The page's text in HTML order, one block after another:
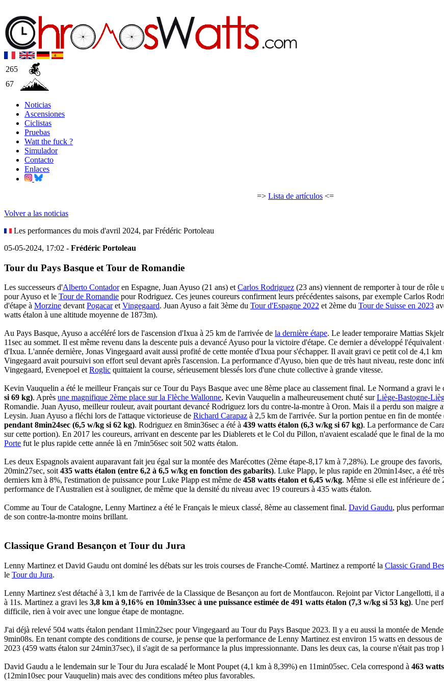
265
67
Noticias
Ascensiones
Ciclistas
Pruebas
Watt the fuck ?
Simulador
Contacto
Enlaces
=> Lista de artículos <=
Volver a las noticias
Les performances du mois d'avril 2024, par Frédéric Portoleau
05-05-2024, 17:02 - Frédéric Portoleau
Tour du Pays Basque et Tour de Romandie
Les successeurs d'Alberto Contadoren Espagne, Juan Ayuso (21 ans) etCarlos Rodriguez (23 ans) viennent de remporter à tour de rôle
pour Ayuso et le Tour de Romandie pour Rodriguez. Ces jeunes coureurs confirment leurs précédentes saisons, par exemple Carlos
d'étape à Morzine devantPogacaretVingegaard. Juan Ayuso a fait 3ème du Tour d'Espagne 2022 et 2ème du Tour de Suisse en 2023
watts étalon à une altitude moyenne de 1873m).
Au Pays Basque, Ayuso a accéléré lors de l'ascension d'Ixua à 25 km de l'arrivée de la dernière étape. Le leader temporaire Mattias
11sec au sommet. Il est même revenu dans la descente puis a devancé Ayuso pour la victoire d'étape. Ce dernier a développé l'équivalent
d'Ixua. L'année dernière, Jonas Vingegaard avait aussi profité de cette montée d'Ixua pour s'échapper. Il avait gravi ce petit col de 4,1
Vingegaard avait poursuivi son effort seul devant après l'ascension. La performance d'Ayuso, bien que de très haut niveau, reste donc
Vingegaard, Evenepoel etRoglic quittaient la course, sérieusement blessés lors d'une chute collective à grande vitesse.
Kevin Vauquelin a été le meilleur Français sur ce Tour du Pays Basque avec une 8ème place au classement final. Le Normand a gravi
si 69 kg). Après une magnifique 2ème place sur la Flèche Wallonne, Kevin Vauquelin a malheureusement chuté surLiège-Bastogne-
Romandie. Juan Ayuso, meilleur rouleur, avait pourtant devancé Rodriguez lors du contre-la-montre à Oron. Mais il a perdu son maigre
Leysin. Juan Ayuso a fléchi lors de l'attaque victorieuse de Richard Carapaz à 2,5 km de l'arrivée. Sur la portion pentue en fin de
pendant 8min24sec (6,5 w/kg si 62 kg). Rodriguez en 8min36sec a été à 439 watts étalon (6,3 w/kg si 67 kg). La performance de
sur cette portion). En 2017 les coureurs, arrivant en descente par les Diablerets et le Col du Pillon, n'avaient escaladé que le final de la
Porte fut le plus rapide cette année là en 7min56sec soit 502 watts étalon.
Les deux Espagnols avaient auparavant fait jeu égal sur la montée des Marécottes (2ème étape-8,17 km à 7,28%). Le groupe des
20min27sec, soit435 watts étalon (entre 6,2 à 6,5 w/kg en fonction des gabarits). Luke Plapp, le plus rapide en 20min14sec, a été
derniers km à 8%, l'estimation de puissance pour Luke Plapp est même de 458 watts étalon et 6,45 w/kg. Même si elle est inférieure
performance de l'Australien est à souligner, de même que la densité du niveau avec 19 coureurs à 435 watts étalon.
Comme au Tour de Catalogne, Lenny Martinez a été le Français le mieux classé, 8ème au classement final. David Gaudu, plus
de son contre-la-montre moins brillant.
Classique Grand Besançon et Tour du Jura
Lenny Martinez et David Gaudu ont dominé les débats sur les trois courses de Franche-Comté. Martinez a remporté la Classic Grand
le Tour du Jura.
Lenny Martinez s'est détaché à 3,1 km de l'arrivée de la Classique de Besançon au fort de Montfaucon. Rejoint par Victor Langellotti, il
à 11s. Martinez a gravi les 3,8 km à 9,16% en 10min33sec à une puissance estimée de 491 watts étalon (7,3 w/kg si 53 kg). Une
difficile, rien à voir avec une longue étape de montagne.
J'ai déjà relevé 504 watts étalon pendant 11min22sec pour Vingegaard au Tour du Pays Basque 2023. Il y a eu aussi la montée de
9min08s. En tenant compte des conditions de course, je pense que la performance de Lenny Martinez est environ 15 watts en dessous
2023 (459 watts étalon sur 24min37sec), il s'agit de sa performance la plus impressionnante. Dans les deux cas, la course n'était pas
David Gaudu a le lendemain sur le Tour du Jura escaladé le Mont Poupet (4,1 km à 8,39%) en 11min05sec. Cela correspond à 463
(12min10sec pour Vauquelin) mais avec des conditions méteo plus favorables.